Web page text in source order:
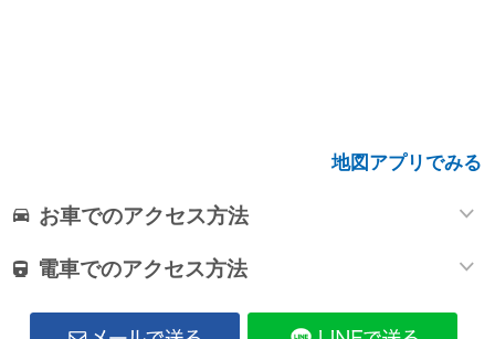
地図アプリでみる
お車でのアクセス方法
電車でのアクセス方法